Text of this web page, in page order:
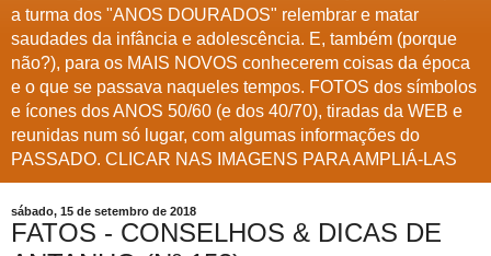
a turma dos "ANOS DOURADOS" relembrar e matar
saudades da infância e adolescência. E, também (porque
não?), para os MAIS NOVOS conhecerem coisas da época
e o que se passava naqueles tempos. FOTOS dos símbolos
e ícones dos ANOS 50/60 (e dos 40/70), tiradas da WEB e
reunidas num só lugar, com algumas informações do
PASSADO. CLICAR NAS IMAGENS PARA AMPLIÁ-LAS
sábado, 15 de setembro de 2018
FATOS - CONSELHOS & DICAS DE